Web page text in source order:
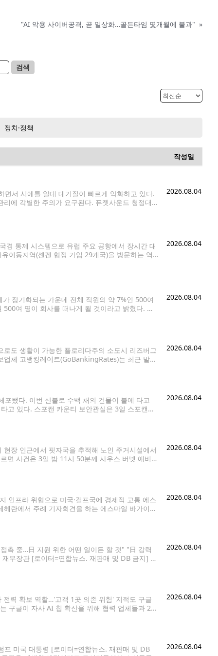
"AI 악용 사이버공격, 곧 일상화…골든타임 몇개월에 불과" »
검색
정치·정책
작성일
서 시애틀 일대 대기질이 빠르게 악화하고 있다.
에 각별한 주의가 요구된다. 퓨젯사운드 청정대
2026.08.04
통제 시스템으로 유럽 주요 공항에서 장시간 대
이동지역(셴겐 협정 가입 29개국)을 방문하는 역
2026.08.04
장기화되는 가운데 전체 직원의 약 7%인 500여
여 명이 회사를 떠나게 될 것이라고 밝혔다. 회
2026.08.04
도 생활이 가능한 플로리다주의 소도시 리즈버그
체 고뱅킹레이트(GoBankingRates)는 최근 발표
2026.08.04
됐다. 이번 산불로 수백 채의 건물이 불에 타고
고 있다. 스포캔 카운티 보안관실은 3일 스포캔에
2026.08.04
장 인근에서 핏자국을 추적해 노인 주거시설에서
면 사건은 3일 밤 11시 50분께 사우스 버넷 애비뉴
2026.08.04
인프라 위협으로 미국·걸프국에 경제적 고통 에스
란에서 주례 기자회견을 하는 에스마일 바가이
2026.08.04
촉 중…日 지원 위한 어떤 일이든 할 것" "日 강력
무장관 [로이터=연합뉴스. 재판매 및 DB 금지] 스
2026.08.04
력 확보 역할…'고객 1곳 의존 위험' 지적도 구글
구글이 자사 AI 칩 확산을 위해 협력 업체들과 2천
2026.08.04
미국 대통령 [로이터=연합뉴스. 재판매 및 DB
2026.08.04